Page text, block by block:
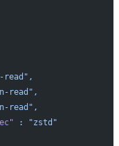
read",
read",
read",
:
"zstd"